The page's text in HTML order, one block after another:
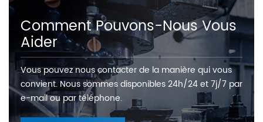
Comment Pouvons-Nous Vous
Aider
Vous pouvez nous contacter de la manière qui vous
convient. Nous sommes disponibles 24h/24 et 7j/7 par
e-mail ou par téléphone.